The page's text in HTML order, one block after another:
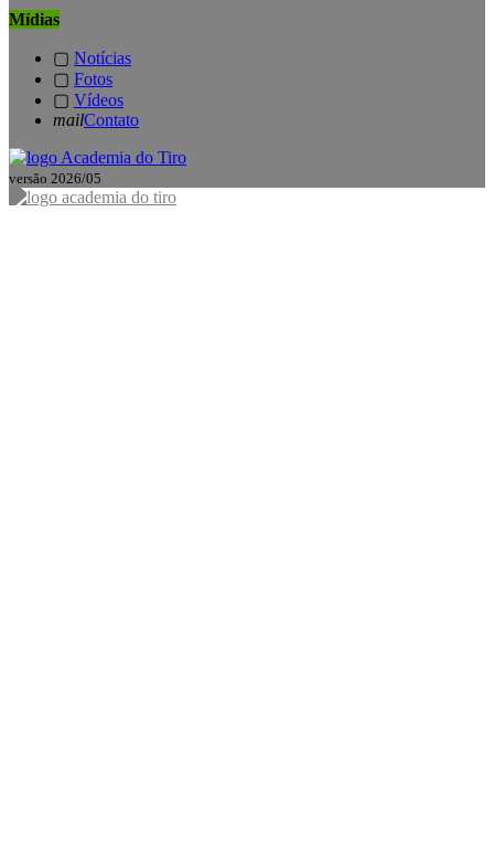
Mídias
▢ Notícias
▢ Fotos
▢ Vídeos
mailContato
versão 2026/05